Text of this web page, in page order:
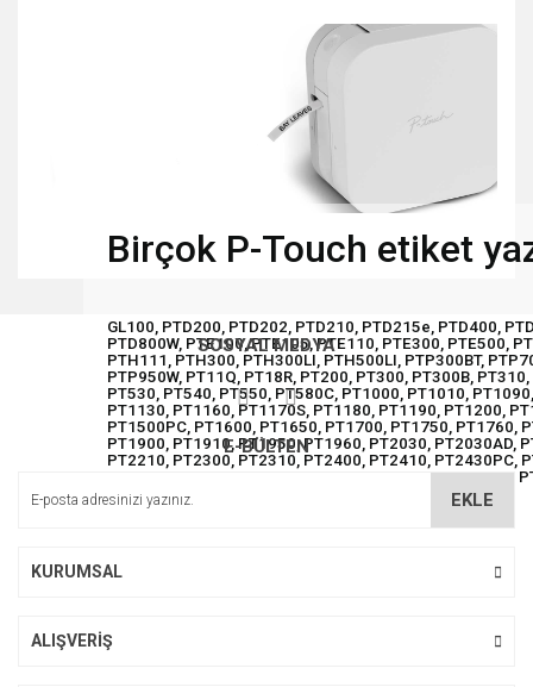
Birçok P-Touch etiket
GL100, PTD200, PTD202, PTD210, PTD215e, PTD400,
PTD800W, PTE100, PTE105, PTE110, PTE300, PTE500,
PTH111, PTH300, PTH300LI, PTH500LI, PTP300BT,
PTP950W, PT11Q, PT18R, PT200, PT300, PT300B,
PT530, PT540, PT550, PT580C, PT1000, PT1010,
PT1130, PT1160, PT1170S, PT1180, PT1190, PT1200,
PT1500PC, PT1600, PT1650, PT1700, PT1750, PT1760,
PT1900, PT1910, PT1950, PT1960, PT2030, PT2030AD,
PT2210, PT2300, PT2310, PT2400, PT2410, PT2430PC,
PT2730, PT2730VP, PT3600, PT6100, PT7100, PT7500,
Bu ürüne ilk yorumu siz yapın!
Yorum Yaz
kullanarak tarafımıza iletebilirsiniz.
Görüş ve önerileriniz için teşekkür ederiz.
Ürün resmi kalitesiz, bozuk veya görüntülenemiyor.
Ürün açıklamasında eksik bilgiler bulunuyor.
SOSYAL MEDYA
E-BÜLTEN
EKLE
KURUMSAL
ALIŞVERİŞ